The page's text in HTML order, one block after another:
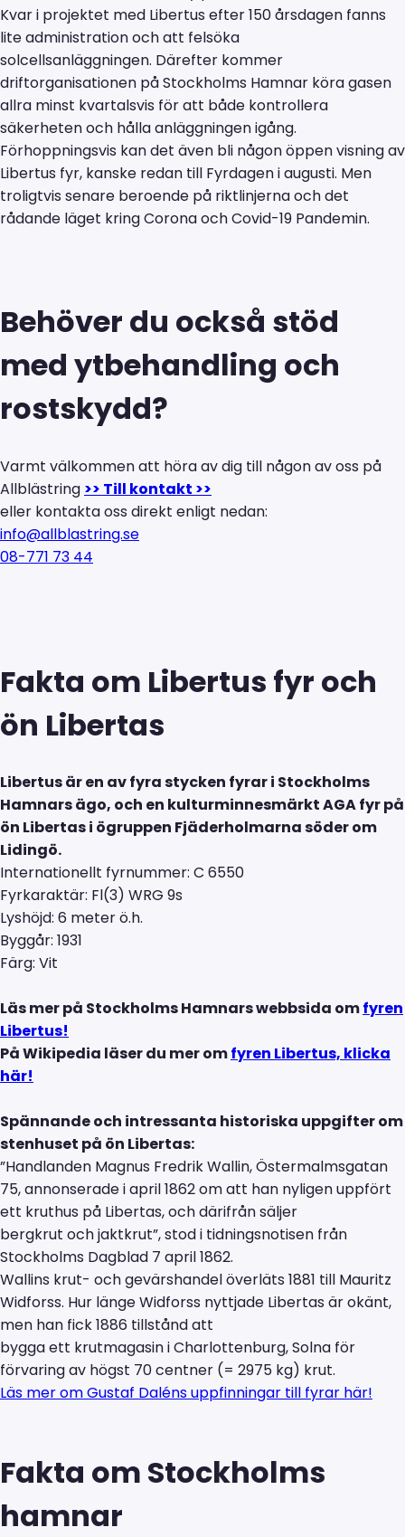
Kvar i projektet med Libertus efter 150 årsdagen fanns
lite administration och att felsöka
solcellsanläggningen. Därefter kommer
driftorganisationen på Stockholms Hamnar köra gasen
allra minst kvartalsvis för att både kontrollera
säkerheten och hålla anläggningen igång.
Förhoppningsvis kan det även bli någon öppen visning av
Libertus fyr, kanske redan till Fyrdagen i augusti. Men
troligtvis senare beroende på riktlinjerna och det
rådande läget kring Corona och Covid-19 Pandemin.
Behöver du också stöd
med ytbehandling och
rostskydd?
Varmt välkommen att höra av dig till någon av oss på
Allblästring >> Till kontakt >>
eller kontakta oss direkt enligt nedan:
info@allblastring.se
08-771 73 44
Fakta om Libertus fyr och
ön Libertas
Libertus är en av fyra stycken fyrar i Stockholms
Hamnars ägo, och en kulturminnesmärkt AGA fyr på
ön Libertas i ögruppen Fjäderholmarna söder om
Lidingö.
Internationellt fyrnummer: C 6550
Fyrkaraktär: Fl(3) WRG 9s
Lyshöjd: 6 meter ö.h.
Byggår: 1931
Färg: Vit
Läs mer på Stockholms Hamnars webbsida omfyren
Libertus!
På Wikipedia läser du mer omfyren Libertus, klicka
här!
Spännande och intressanta historiska uppgifter om
stenhuset på ön Libertas:
”Handlanden Magnus Fredrik Wallin, Östermalmsgatan
75, annonserade i april 1862 om att han nyligen uppfört
ett kruthus på Libertas, och därifrån säljer
bergkrut och jaktkrut”, stod i tidningsnotisen från
Stockholms Dagblad 7 april 1862.
Wallins krut- och gevärshandel överläts 1881 till Mauritz
Widforss. Hur länge Widforss nyttjade Libertas är okänt,
men han fick 1886 tillstånd att
bygga ett krutmagasin i Charlottenburg, Solna för
förvaring av högst 70 centner (= 2975 kg) krut.
Läs mer om Gustaf Daléns uppfinningar till fyrar här!
Fakta om Stockholms
hamnar